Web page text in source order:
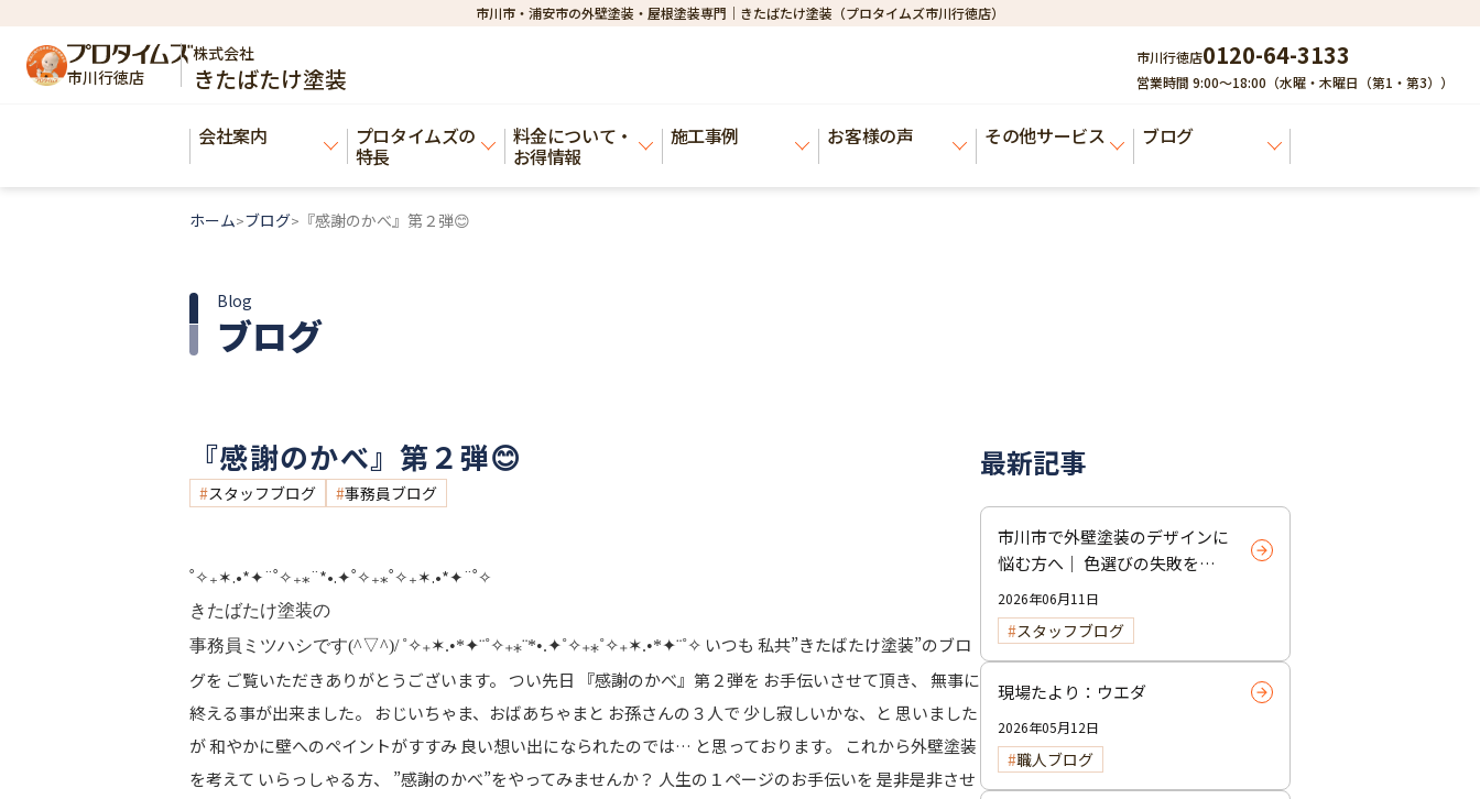
市川市・浦安市の外壁塗装・屋根塗装専門｜きたばたけ塗装（プロタイムズ市川行徳店）
市川行徳店
株式会社
きたばたけ塗装
市川行徳店0120-64-3133
営業時間 9:00～18:00（水曜・木曜日（第1・第3））
会社案内 プロタイムズの
特長
料金について・
お得情報
施工事例 お客様の声 その他サービス ブログ
ホーム>ブログ> 『感謝のかべ』第２弾😊
ブログ
Blog
『感謝のかべ』第２弾😊
スタッフブログ 事務員ブログ
˚✧₊✶.•*✦¨˚✧₊⁎¨*•.✦˚✧₊⁎˚✧₊✶.•*✦¨˚✧
きたばたけ塗装の
事務員ミツハシです(^▽^)/ ˚✧₊✶.•*✦¨˚✧₊⁎¨*•.✦˚✧₊⁎˚✧₊✶.•*✦¨˚✧ いつも 私共”きたばたけ塗装”のブロ
グを ご覧いただきありがとうございます。 つい先日 『感謝のかべ』第２弾を お手伝いさせて頂き、 無事に
終える事が出来ました。 おじいちゃま、おばあちゃまと お孫さんの３人で 少し寂しいかな、と 思いました
が 和やかに壁へのペイントがすすみ 良い想い出になられたのでは… と思っております。 これから外壁塗装
を考えて いらっしゃる方、 ”感謝のかべ”をやってみませんか？ 人生の１ページのお手伝いを 是非是非させ
最新記事
市川市で外壁塗装のデザインに
悩む方へ｜ 色選びの失敗を防
ぐポイント
2026年06月11日
スタッフブログ
現場たより：ウエダ
2026年05月12日
職人ブログ